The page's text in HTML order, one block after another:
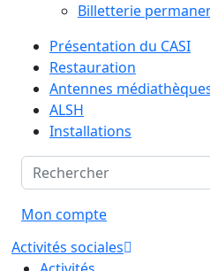
Billetterie
Présentation du CASI
Restauration
Antennes
ALSH
Installations
Mon compte
Activités sociales